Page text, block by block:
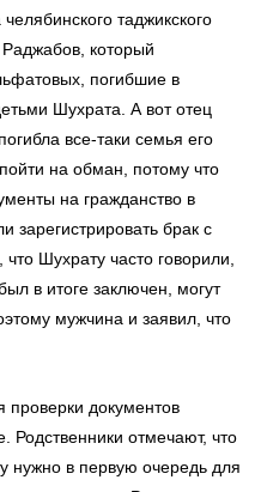
таджикского
который
погибшие в
Шухрата. А вот отец
все-таки семья его
на обман, потому что
на гражданство в
зарегистрировать брак с
Шухрату часто говорили,
в итоге заключен, могут
мужчина и заявил, что
документов
Родственники отмечают, что
нужно в первую очередь для